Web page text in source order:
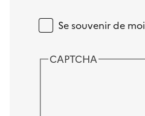
Se souvenir de moi
CAPTCHA